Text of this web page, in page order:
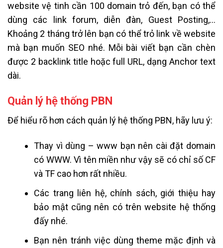
website vệ tinh cần 100 domain trỏ đến, bạn có thể
dùng các link forum, diễn đàn, Guest Posting,…
Khoảng 2 tháng trở lên bạn có thể trỏ link về website
mà bạn muốn SEO nhé. Mỗi bài viết bạn cần chèn
được 2 backlink title hoặc full URL, dạng Anchor text
dài.
Quản lý hệ thống PBN
Để hiểu rõ hơn cách quản lý hệ thống PBN, hãy lưu ý:
Thay vì dùng – www bạn nên cài đặt domain
có WWW. Vì tên miền như vậy sẽ có chỉ số CF
và TF cao hơn rất nhiều.
Các trang liên hệ, chính sách, giới thiệu hay
bảo mật cũng nên có trên website hệ thống
đấy nhé.
Bạn nên tránh việc dùng theme mặc định và